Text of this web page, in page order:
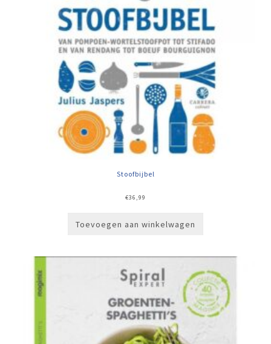
Stoofbijbel
€36,99
Toevoegen aan winkelwagen